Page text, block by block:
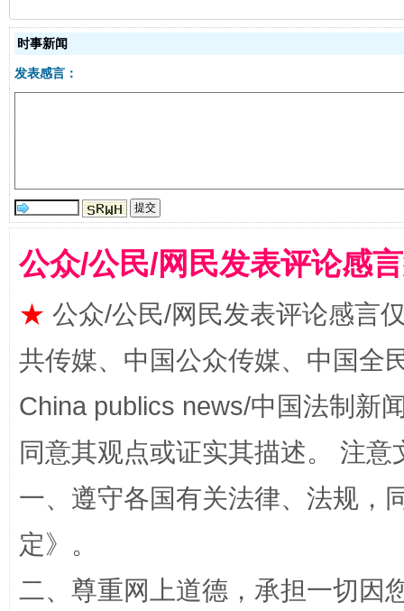
生
揭批美国五大"原罪" "炒
解纷+调解+退费，一次搞定
时事新闻
发表感言：
公众/公民/网民发表评论感
★ 公众/公民/网民发表评论感言
共传媒、中国公众传媒、中国全
China publics news/中国法制新
同意其观点或证实其描述。 注
一、遵守各国有关法律、法规，
定》。
二、尊重网上道德，承担一切因